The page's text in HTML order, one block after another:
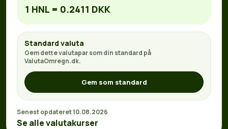
1 HNL = 0.2411 DKK
Standard valuta
Gem dette valutapar som din standard på
ValutaOmregn.dk.
Gem som standard
Senest opdateret 10.08.2026
Se alle valutakurser